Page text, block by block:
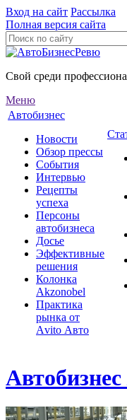
Вход на сайт Рассылка
Полная версия сайта
Свой среди
Меню
Автобизнес
Новости
Обзор прессы
События
Интервью
Рецепты
успеха
Персоны
автобизнеса
Досье
Эффективные
решения
Колонка
Akzonobel
Практика
рынка от
Аvito Авто